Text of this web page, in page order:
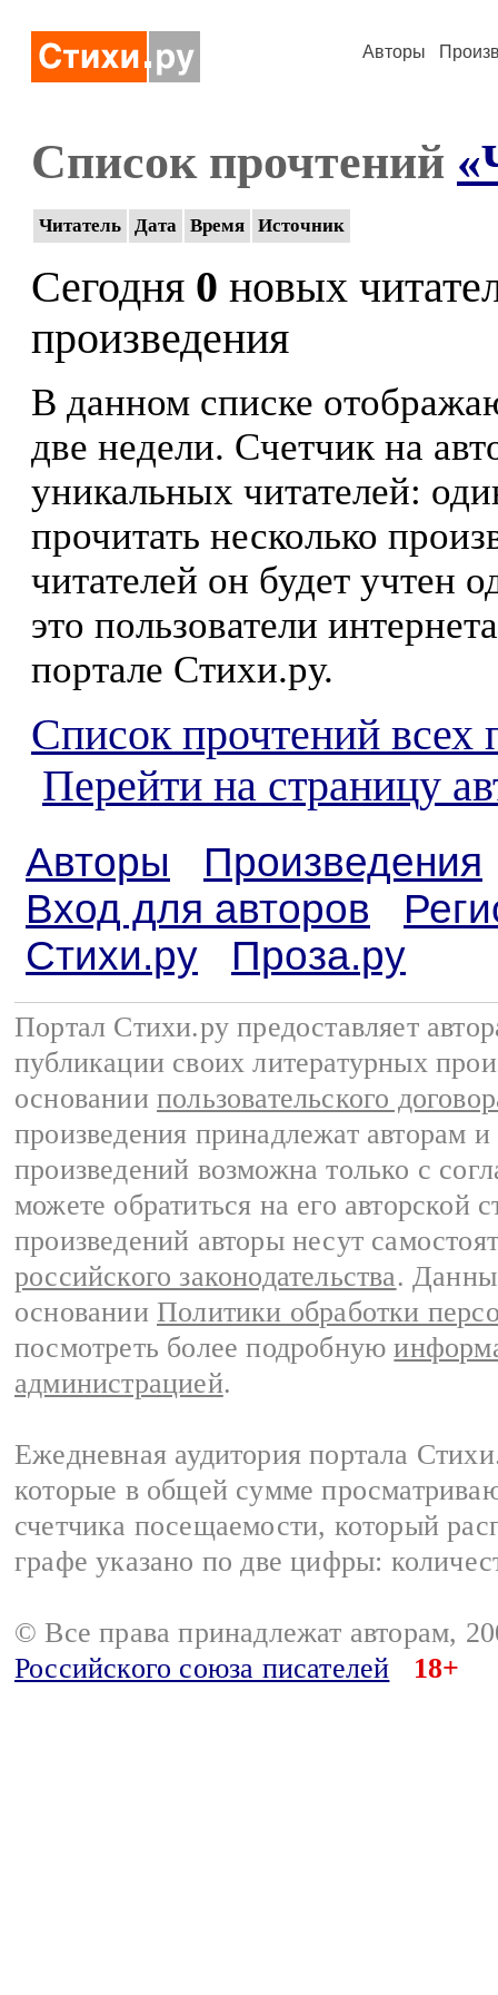
Авторы
Список прочтений
Читатель Дата Время Источник
Сегодня 0 новых
произведения
В данном списке
две недели. Счетчик на
уникальных читателей:
прочитать несколько
читателей он будет учтен
это пользователи
портале Стихи.ру.
Список прочтений всех
Перейти на страницу
Авторы
Произведения
Вход для авторов
Стихи.ру
Проза.ру
Портал Стихи.ру предоставляет
публикации своих литературных
основании пользовательского
произведения принадлежат авторам
произведений возможна только с
можете обратиться на его авторской
произведений авторы несут
российского законодательства.
основании Политики обработки
посмотреть более подробную
администрацией.
Ежедневная аудитория портала
которые в общей сумме
счетчика посещаемости, который
графе указано по две цифры:
© Все права принадлежат авторам,
Российского союза писателей
18+